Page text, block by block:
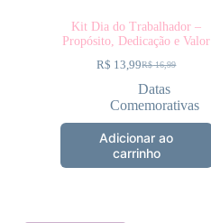
Kit Dia do Trabalhador –
Propósito, Dedicação e Valor
R$16,99
R$ 13,99
Datas
Comemorativas
Adicionar ao
carrinho